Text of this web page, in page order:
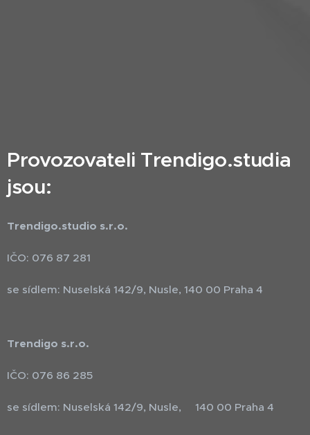
Provozovateli Trendigo.studia
jsou:
Trendigo.studio s.r.o.
IČO: 076 87 281
se sídlem: Nuselská 142/9, Nusle, 140 00 Praha 4
Trendigo s.r.o.
IČO: 076 86 285
se sídlem: Nuselská 142/9, Nusle, 140 00 Praha 4